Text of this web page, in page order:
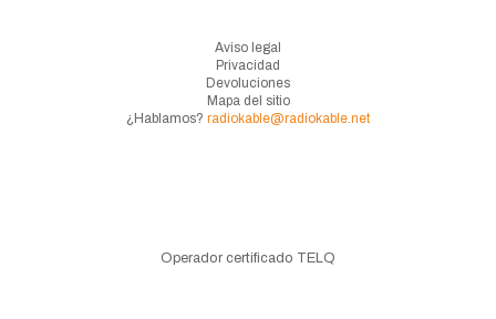
Aviso legal
Privacidad
Devoluciones
Mapa del sitio
¿Hablamos? radiokable@radiokable.net
Operador certificado TELQ